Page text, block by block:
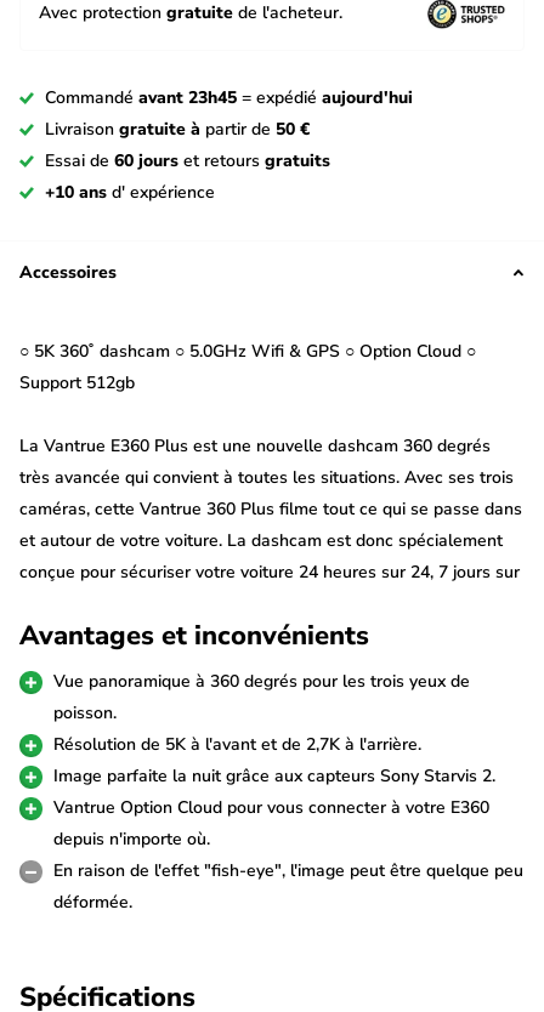
Avec protection gratuite de l'acheteur.
Commandé avant 23h45 = expédié aujourd'hui
Livraison gratuite à partir de 50 €
Essai de 60 jours et retours gratuits
+10 ans d' expérience
Accessoires
○ 5K 360˚ dashcam ○ 5.0GHz Wifi & GPS ○ Option Cloud ○
Support 512gb
La Vantrue E360 Plus est une nouvelle dashcam 360 degrés
très avancée qui convient à toutes les situations. Avec ses trois
caméras, cette Vantrue 360 Plus filme tout ce qui se passe dans
et autour de votre voiture. La dashcam est donc spécialement
conçue pour sécuriser votre voiture 24 heures sur 24, 7 jours sur
Vidéos 5K à 360 degrés
Cette Vantrue E360 Plus est équipée à l'avant de deux caméras
fish-eye à 210˚, ce qui lui permet d'enregistrer à 360˚. Les
images sont combinées en une seule vidéo avec une résolution
de 5184*1944p. Cela rend la dashcam parfaite pour la sécurité
de votre voiture en stationnement. Équipée du capteur Sony
Starvis 2, les images sont d'une qualité exceptionnelle, en
particulier la nuit.
pivotée verticalement de 90˚ pour un positionnement parfait.
Avantages et inconvénients
Vue panoramique à 360 degrés pour les trois yeux de
poisson.
Résolution de 5K à l'avant et de 2,7K à l'arrière.
Image parfaite la nuit grâce aux capteurs Sony Starvis 2.
Vantrue Option Cloud pour vous connecter à votre E360
depuis n'importe où.
En raison de l'effet "fish-eye", l'image peut être quelque peu
déformée.
Spécifications